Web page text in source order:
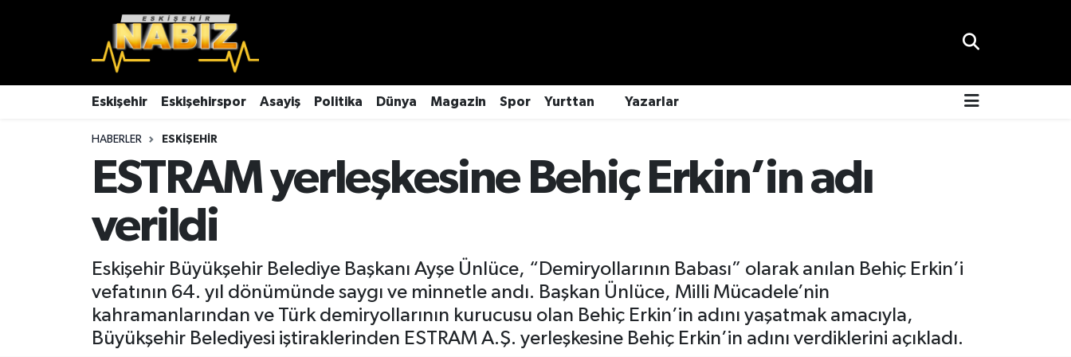
Eskişehir Eskişehirspor Asayiş Politika Dünya Magazin Spor Yurttan Yazarlar
HABERLER ESKIŞEHIR
ESTRAM yerleşkesine Behiç Erkin’in adı
verildi
Eskişehir Büyükşehir Belediye Başkanı Ayşe Ünlüce, “Demiryollarının Babası” olarak anılan Behiç Erkin’i
vefatının 64. yıl dönümünde saygı ve minnetle andı. Başkan Ünlüce, Milli Mücadele’nin
kahramanlarından ve Türk demiryollarının kurucusu olan Behiç Erkin’in adını yaşatmak amacıyla,
Büyükşehir Belediyesi iştiraklerinden ESTRAM A.Ş. yerleşkesine Behiç Erkin’in adını verdiklerini açıkladı.
Ekonomi
Eskişehir
Eskişehir Hava Durumu
Eskişehir Trafik Yoğunluk Haritası
TFF 3.Lig 4.Grup Puan Durumu ve Fikstür
Tüm Manşetler
Son Dakika Haberleri
Haber Arşivi